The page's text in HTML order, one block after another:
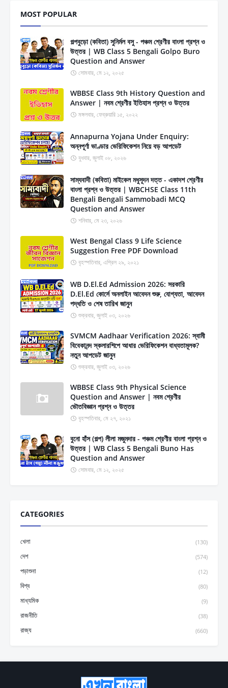
MOST POPULAR
গল্পবুড়ো (কবিতা) সুনির্মল বসু - পঞ্চম শ্রেণীর বাংলা প্রশ্ন ও
উত্তর | WB Class 5 Bengali Golpo Buro
Question and Answer
সোমবার, মে ১২, ২০২৫
WBBSE Class 9th History Question and
Answer | নবম শ্রেণীর ইতিহাস প্রশ্ন ও উত্তর
মঙ্গলবার, ফেব্রুয়ারি ১৫, ২০২২
Annapurna Yojana Under Enquiry:
অন্নপূর্ণা ভাণ্ডার ভেরিফিকেশন নিয়ে বড় আপডেট
বুধবার, জুলাই ০৮, ২০২৬
সাম্যবাদী (কবিতা) মাইকেল মধুসূদন দত্ত - একাদশ শ্রেণীর
বাংলা প্রশ্ন ও উত্তর | WBCHSE Class 11th
Bengali Bengali Sammobadi MCQ
Question and Answer
শনিবার, মে ২৩, ২০২৬
West Bengal Class 9 Life Science
Suggestion Free PDF Download
বৃহস্পতিবার, এপ্রিল ২৯, ২০২১
WB D.El.Ed Admission 2026: সরকারি
D.El.Ed কোর্সে অনলাইন আবেদন শুরু, যোগ্যতা, আবেদন
পদ্ধতি ও শেষ তারিখ জানুন
শুক্রবার, জুলাই ০৩, ২০২৬
SVMCM Aadhaar Verification 2026: স্বামী
বিবেকানন্দ স্কলারশিপে আধার ভেরিফিকেশন বাধ্যতামূলক?
নতুন আপডেট জানুন
শুক্রবার, জুলাই ০৩, ২০২৬
WBBSE Class 9th Physical Science
Question and Answer | নবম শ্রেণীর
ভৌতবিজ্ঞান প্রশ্ন ও উত্তর
বৃহস্পতিবার, মে ২৭, ২০২১
বুনো হাঁস (গল্প) লীলা মজুমদার - পঞ্চম শ্রেণীর বাংলা প্রশ্ন ও
উত্তর | WB Class 5 Bengali Buno Has
Question and Answer
সোমবার, মে ১২, ২০২৫
CATEGORIES
খেলা (130)
দেশ (574)
পড়াশুনা (12)
বিশ্ব (80)
মাধ্যমিক (9)
রাজনীতি (38)
রাজ্য (660)